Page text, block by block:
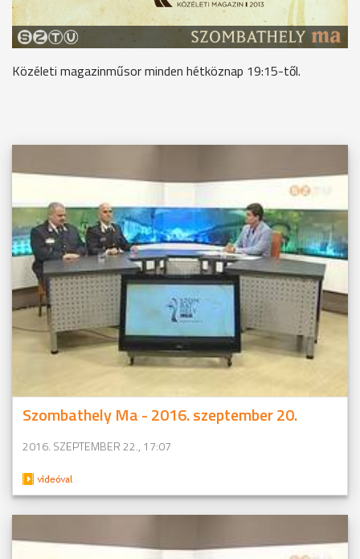
Közéleti magazinműsor minden hétköznap 19:15-től.
Szombathely Ma - 2016. szeptember 20.
2016. SZEPTEMBER 22., 17:07